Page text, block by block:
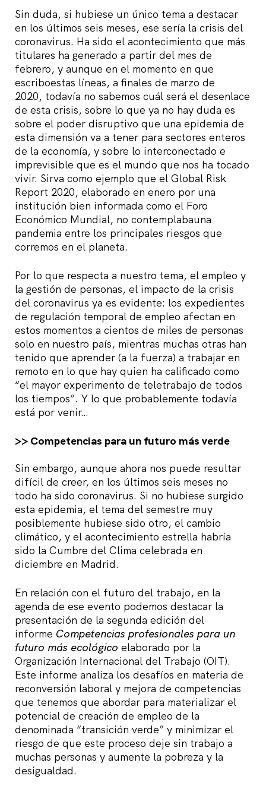
Sin duda, si hubiese un único tema a destacar
en los últimos seis meses, ese sería la crisis del
coronavirus. Ha sido el acontecimiento que más
titulares ha generado a partir del mes de
febrero, y aunque en el momento en que
escriboestas líneas, a finales de marzo de
2020, todavía no sabemos cuál será el desenlace
de esta crisis, sobre lo que ya no hay duda es
sobre el poder disruptivo que una epidemia de
esta dimensión va a tener para sectores enteros
de la economía, y sobre lo interconectado e
imprevisible que es el mundo que nos ha tocado
vivir. Sirva como ejemplo que el Global Risk
Report 2020, elaborado en enero por una
institución bien informada como el Foro
Económico Mundial, no contemplabauna
pandemia entre los principales riesgos que
corremos en el planeta.
Por lo que respecta a nuestro tema, el empleo y
la gestión de personas, el impacto de la crisis
del coronavirus ya es evidente: los expedientes
de regulación temporal de empleo afectan en
estos momentos a cientos de miles de personas
solo en nuestro país, mientras muchas otras han
tenido que aprender (a la fuerza) a trabajar en
remoto en lo que hay quien ha calificado como
“el mayor experimento de teletrabajo de todos
los tiempos”. Y lo que probablemente todavía
está por venir…
>> Competencias para un futuro más verde
Sin embargo, aunque ahora nos puede resultar
difícil de creer, en los últimos seis meses no
todo ha sido coronavirus. Si no hubiese surgido
esta epidemia, el tema del semestre muy
posiblemente hubiese sido otro, el cambio
climático, y el acontecimiento estrella habría
sido la Cumbre del Clima celebrada en
diciembre en Madrid.
En relación con el futuro del trabajo, en la
agenda de ese evento podemos destacar la
presentación de la segunda edición del
informe Competencias profesionales para un
futuro más ecológico elaborado por la
Organización Internacional del Trabajo (OIT).
Este informe analiza los desafíos en materia de
reconversión laboral y mejora de competencias
que tenemos que abordar para materializar el
potencial de creación de empleo de la
denominada “transición verde” y minimizar el
riesgo de que este proceso deje sin trabajo a
muchas personas y aumente la pobreza y la
desigualdad.